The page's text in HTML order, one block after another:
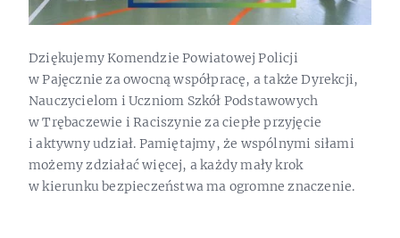
Dziękujemy Komendzie Powiatowej Policji
w Pajęcznie za owocną współpracę, a także Dyrekcji,
Nauczycielom i Uczniom Szkół Podstawowych
w Trębaczewie i Raciszynie za ciepłe przyjęcie
i aktywny udział. Pamiętajmy, że wspólnymi siłami
możemy zdziałać więcej, a każdy mały krok
w kierunku bezpieczeństwa ma ogromne znaczenie.